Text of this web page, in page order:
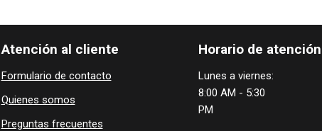
Horario de atención
Lunes a viernes:
8:00 AM - 5:30
PM
Atención al cliente
Formulario de contacto
Quienes ​som​​​os
Preguntas frecuentes